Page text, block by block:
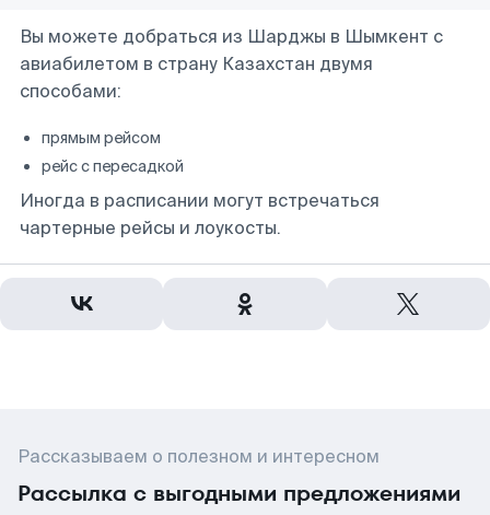
Вы можете добраться из Шарджы в Шымкент с
авиабилетом в страну Казахстан двумя
способами:
прямым рейсом
рейс с пересадкой
Иногда в расписании могут встречаться
чартерные рейсы и лоукосты.
Рассказываем о полезном и интересном
Рассылка с выгодными предложениями